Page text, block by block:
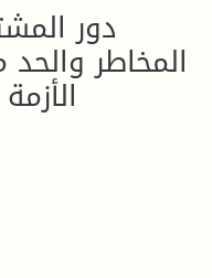
دور
المخاطر
الأزمة